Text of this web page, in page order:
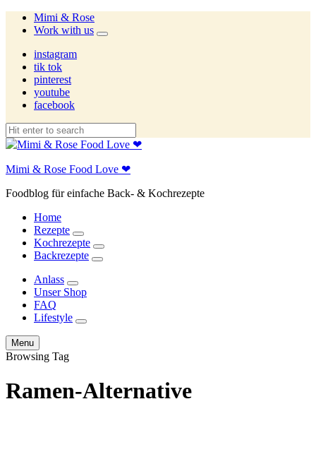
Mimi & Rose
Work with us
expand
instagram
tik tok
pinterest
youtube
facebook
Mimi & Rose Food Love ❤
Foodblog für einfache Back- & Kochrezepte
Home
Rezepte
expand
child
menu
Kochrezepte
expand
child
Backrezepte
expand
Anlass
expand
child
Unser Shop
FAQ
Lifestyle
expand
Search
Menu
Browsing Tag
Ramen-Alternative